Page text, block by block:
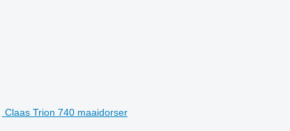
Claas Trion 740 maaidorser